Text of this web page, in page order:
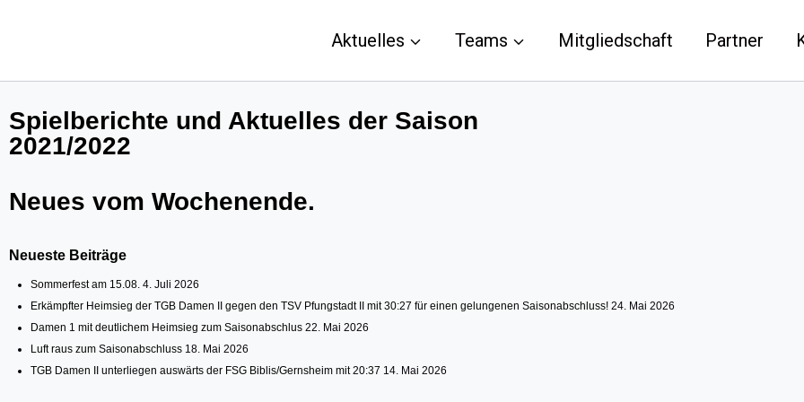
Aktuelles Teams Mitgliedschaft Partner
Spielberichte und Aktuelles der Saison
2021/2022
Neues vom Wochenende.
Neueste Beiträge
Sommerfest am 15.08. 4. Juli 2026
Erkämpfter Heimsieg der TGB Damen II gegen den TSV Pfungstadt II mit 30:27 für einen gelungenen Saisonabschluss! 24. Mai 2026
Damen 1 mit deutlichem Heimsieg zum Saisonabschlus 22. Mai 2026
Luft raus zum Saisonabschluss 18. Mai 2026
TGB Damen II unterliegen auswärts der FSG Biblis/Gernsheim mit 20:37 14. Mai 2026